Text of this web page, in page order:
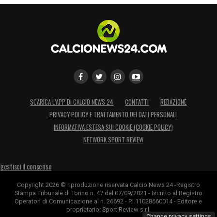
Per cui si, ti dico che andrei a prendere un
giocatore di livello per la difesa»
Napoli per lo scudetto. Chi vedi favorito?
lotta per le coppe?
«Parlando di lotta per lo scudetto vedo
Dico questo sia per il gioco che per
l’organico della squadra di Chivu, lo stesso
per quanto riguarda il Napoli. Penso che ad
ora i nerazzurri in campo abbiano
SCARICA L’APP DI CALCIO NEWS 24 CONTATTI
REDAZIONE
PRIVACY POLICY E TRATTAMENTO DEI DATI PERSONALI
INFORMATIVA ESTESA SUI COOKIE (COOKIE POLICY)
NETWORK SPORT REVIEW
gestisci il consenso
Copyright 2026 © riproduzione riservata Calcio News 24 -Registro
Stampa Tribunale di Torino n. 47 del 07/09/2021 - Iscritto al Registro
Operatori di Comunicazione al n. 26692 - P.I.11028660014 - Editore e
proprietario: Sport Review s.r.l.